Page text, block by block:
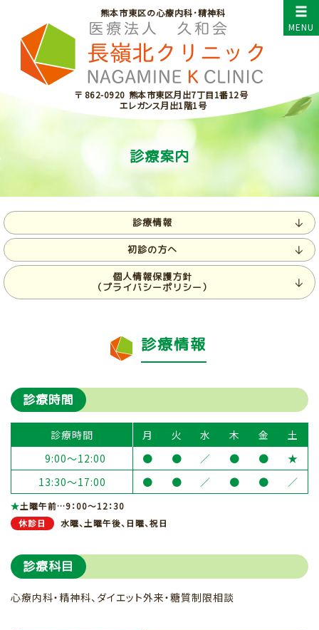
熊本市東区の心療内科･精神科
〒 862-0920 熊本市東区月出7丁目1番12号
エレガンス月出1階1号
診療案内
診療情報
初診の方へ
個人情報保護方針
（プライバシーポリシー）
診療情報
診療時間
診療時間 月 火 水 木 金
土
9:00～12:00
● ● ／ ● ●
★
13:30～17:00
● ● ／ ● ● ／
★土曜午前…9：00～12：30
休診日
水曜、土曜午後、日曜、祝日
診療科目
心療内科・精神科、ダイエット外来・糖質制限相談